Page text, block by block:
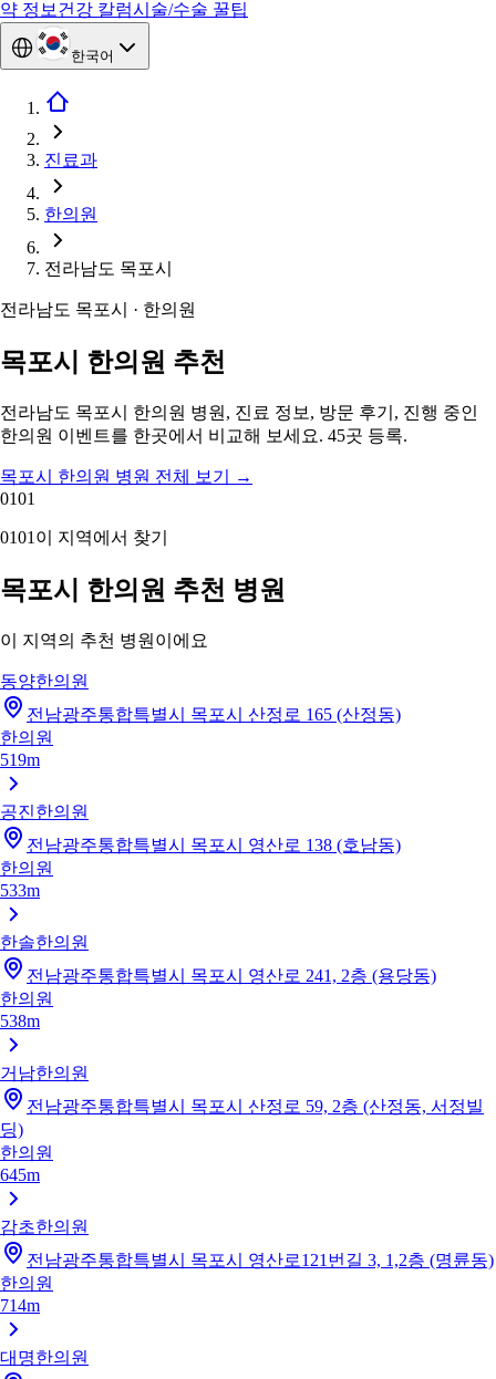
약 정보 건강 칼럼시술/수술 꿀팁
한국어
진료과
한의원
전라남도 목포시
전라남도 목포시 · 한의원
목포시 한의원 추천
전라남도 목포시 한의원 병원, 진료 정보, 방문 후기, 진행 중인
한의원 이벤트를 한곳에서 비교해 보세요. 45곳 등록.
목포시 한의원 병원 전체 보기
→
0101
0101 이 지역에서 찾기
목포시 한의원 추천 병원
이 지역의 추천 병원이에요
동양한의원
전남광주통합특별시 목포시 산정로 165 (산정동)
한의원
519m
공진한의원
전남광주통합특별시 목포시 영산로 138 (호남동)
한의원
533m
한솔한의원
전남광주통합특별시 목포시 영산로 241, 2층 (용당동)
한의원
538m
거남한의원
전남광주통합특별시 목포시 산정로 59, 2층 (산정동, 서정빌
딩)
한의원
645m
감초한의원
전남광주통합특별시 목포시 영산로121번길 3, 1,2층 (명륜동)
한의원
714m
대명한의원